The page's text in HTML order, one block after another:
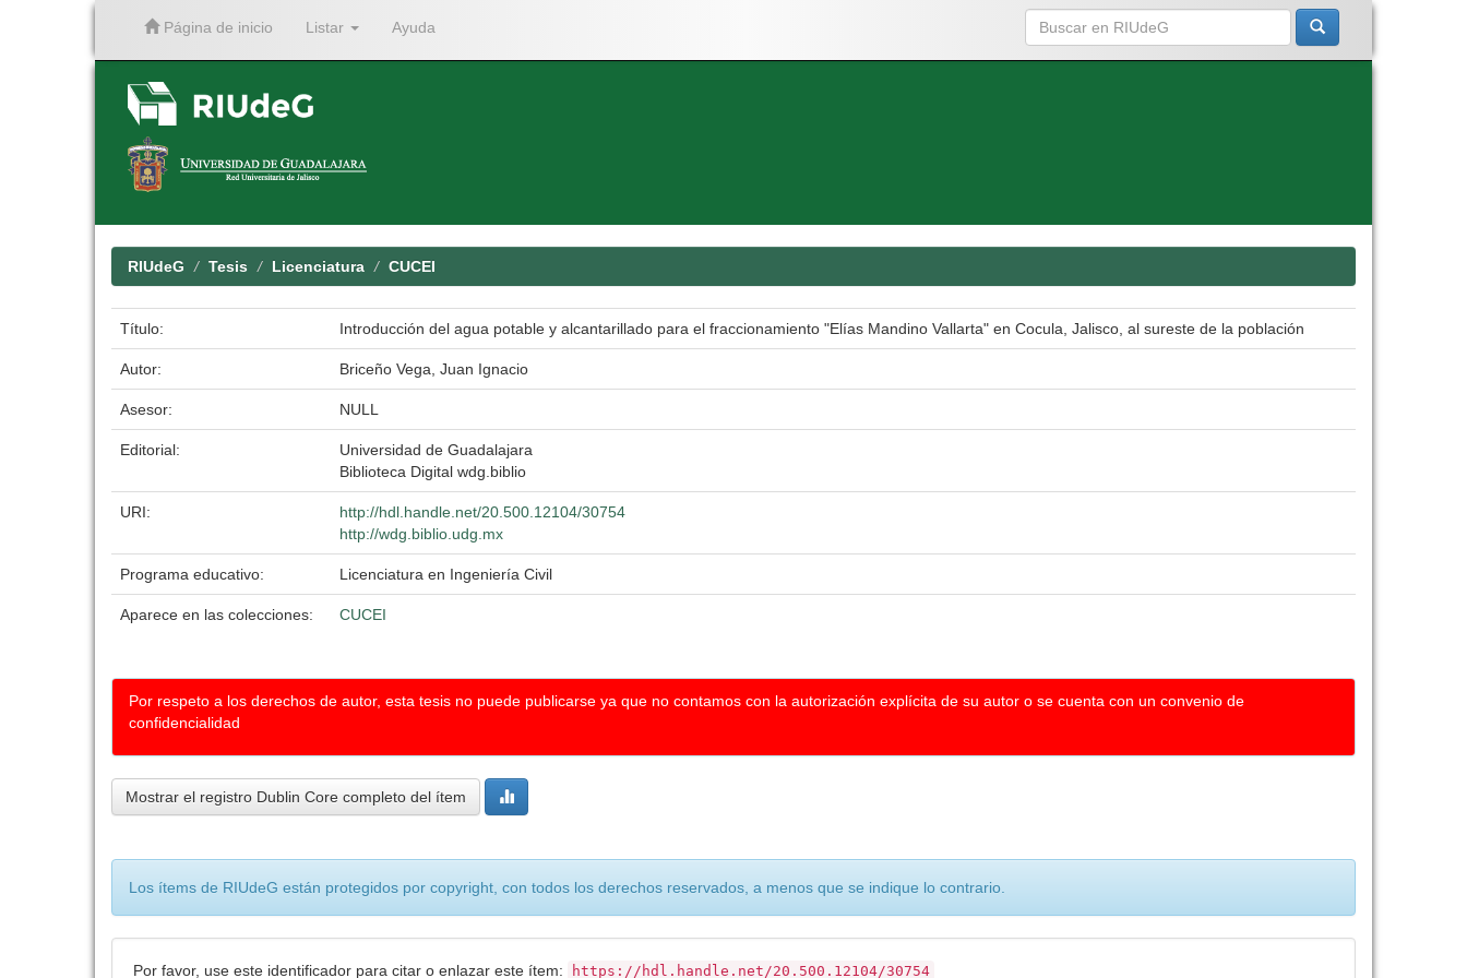
Página de inicio Listar Ayuda
RIUdeG Tesis Licenciatura CUCEI
Título: Introducción del agua potable y alcantarillado para el fraccionamiento "Elías Mandino Vallarta" en Cocula, Jalisco, al sureste de la población
Autor: Briceño Vega, Juan Ignacio
Asesor: NULL
Editorial:
Universidad de Guadalajara
Biblioteca Digital wdg.biblio
URI:
http://hdl.handle.net/20.500.12104/30754
http://wdg.biblio.udg.mx
Programa educativo: Licenciatura en Ingeniería Civil
Aparece en las colecciones: CUCEI
Por respeto a los derechos de autor, esta tesis no puede publicarse ya que no contamos con la autorización explícita de su autor o se cuenta con un convenio de
confidencialidad
Mostrar el registro Dublin Core completo del ítem
Los ítems de RIUdeG están protegidos por copyright, con todos los derechos reservados, a menos que se indique lo contrario.
Por favor, use este identificador para citar o enlazar este ítem: https://hdl.handle.net/20.500.12104/30754